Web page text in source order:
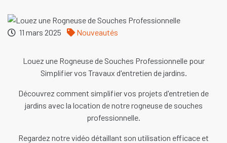
11 mars 2025 Nouveautés
Louez une Rogneuse de Souches Professionnelle pour
Simplifier vos Travaux d'entretien de jardins.
Découvrez comment simplifier vos projets d'entretien de
jardins avec la location de notre rogneuse de souches
professionnelle.
Regardez notre vidéo détaillant son utilisation efficace et